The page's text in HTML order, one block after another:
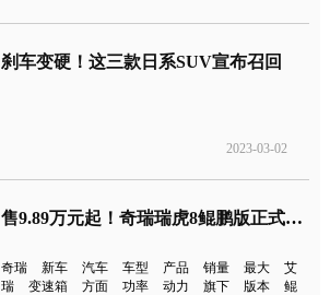
刹车变硬！这三款日系SUV宣布召回
2023-03-02
售9.89万元起！奇瑞瑞虎8鲲鹏版正式上市
奇瑞 新车 汽车 车型 产品 销量 最大
艾
瑞
变速箱 方面 功率 动力 旗下 版本
鲲